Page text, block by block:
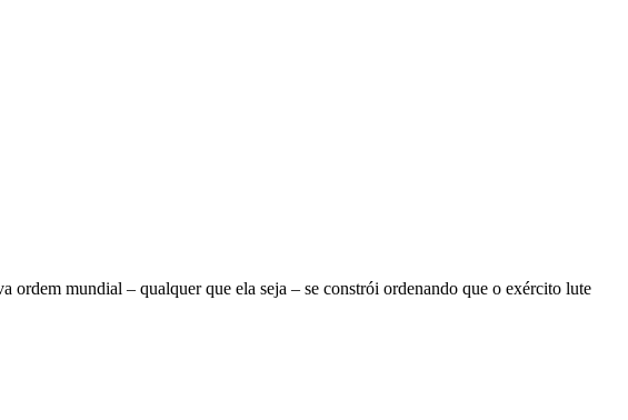
ordem mundial – qualquer que ela seja – se constrói ordenando que o exército lute